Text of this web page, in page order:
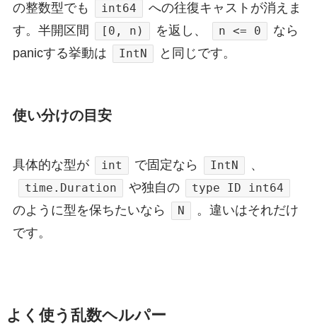
の整数型でも
int64
への往復キャストが消えま
す。半開区間
[0, n) を返し、 n <= 0
なら
panicする挙動は
IntN と同じです。
使い分けの目安
具体的な型が int で固定なら IntN 、
time.Duration や独自の type ID int64
のように型を保ちたいなら N
。違いはそれだけ
です。
よく使う乱数ヘルパー